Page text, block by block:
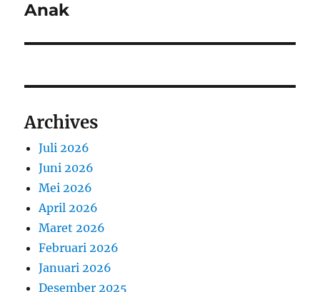
Anak
Archives
Juli 2026
Juni 2026
Mei 2026
April 2026
Maret 2026
Februari 2026
Januari 2026
Desember 2025